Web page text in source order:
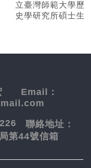
立臺灣師範大學歷
史學研究所碩士生
宏 Email：
聯絡地址：
第44號信箱